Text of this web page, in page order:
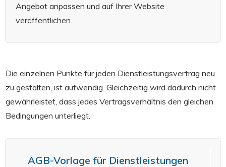
Angebot anpassen und auf Ihrer Website
veröffentlichen.
Die einzelnen Punkte für jeden Dienstleistungsvertrag neu
zu gestalten, ist aufwendig. Gleichzeitig wird dadurch nicht
gewährleistet, dass jedes Vertragsverhältnis den gleichen
Bedingungen unterliegt.
AGB-Vorlage für Dienstleistungen